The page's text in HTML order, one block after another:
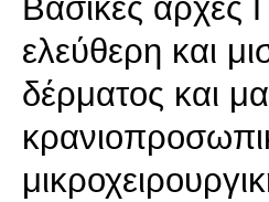
Bασικές αρχές
ελεύθερη και
δέρματος και